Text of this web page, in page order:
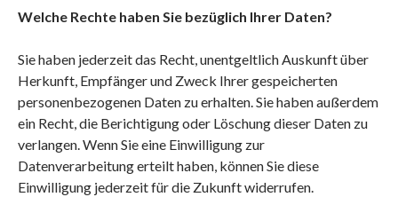
Welche Rechte haben Sie bezüglich Ihrer Daten?
Sie haben jederzeit das Recht, unentgeltlich Auskunft über
Herkunft, Empfänger und Zweck Ihrer gespeicherten
personenbezogenen Daten zu erhalten. Sie haben außerdem
ein Recht, die Berichtigung oder Löschung dieser Daten zu
verlangen. Wenn Sie eine Einwilligung zur
Datenverarbeitung erteilt haben, können Sie diese
Einwilligung jederzeit für die Zukunft widerrufen.